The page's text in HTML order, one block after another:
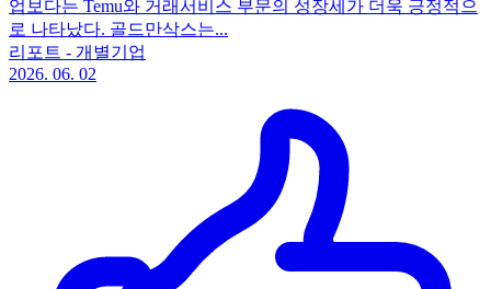
업보다는 Temu와 거래서비스 부문의 성장세가 더욱 긍정적으
로 나타났다. 골드만삭스는...
리포트 - 개별기업
2026. 06. 02